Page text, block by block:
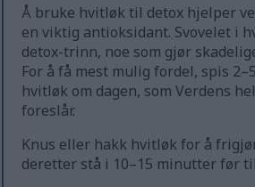
Å bruke hvitløk til detox hjelper
en viktig antioksidant. Svovelet i
detox-trinn, noe som gjør
For å få mest mulig fordel, spis
hvitløk om dagen, som Verdens
foreslår.
Knus eller hakk hvitløk for å
deretter stå i 10–15 minutter før